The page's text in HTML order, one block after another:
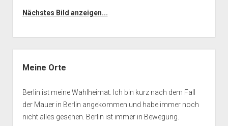
Nächstes Bild anzeigen...
Meine Orte
Berlin ist meine Wahlheimat. Ich bin kurz nach dem Fall
der Mauer in Berlin angekommen und habe immer noch
nicht alles gesehen. Berlin ist immer in Bewegung.